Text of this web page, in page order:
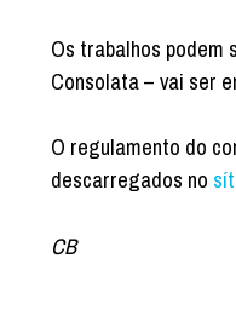
Os trabalhos podem
Consolata – vai ser
O regulamento do
descarregados no
CB